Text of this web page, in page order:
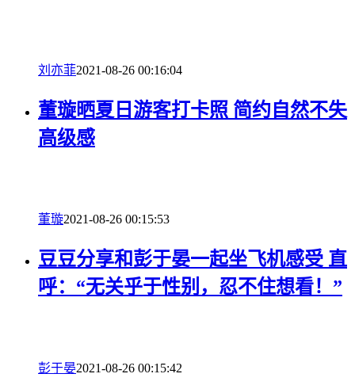
刘亦菲2021-08-26 00:16:04
董璇晒夏日游客打卡照 简约自然不失
高级感
董璇2021-08-26 00:15:53
豆豆分享和彭于晏一起坐飞机感受 直
呼：“无关乎于性别，忍不住想看！”
彭于晏2021-08-26 00:15:42